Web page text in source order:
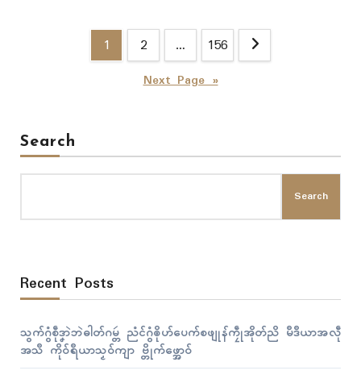
1 2 … 156
Next Page »
Search
Search
Recent Posts
သွက်ဂွံစဵုဒၞာဲဘဲဓါတ်ဂမ္တဴ ညံၚ်ဂွံၜိုဟ်ပေက်စဖျုန်ကၠဵုအိုတ်ညိ မဳဒဳယာအလဵု
အသဳ ကိုဝ်ရဳယာသၟဝ်ကျာ ဗ္တိုက်ဖ္အောဝ်